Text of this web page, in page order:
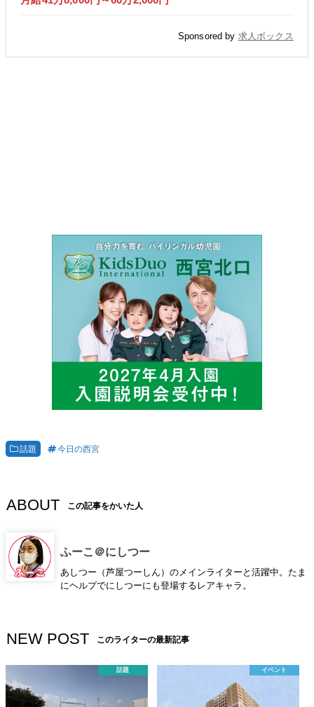
Sponsored by 求人ボックス
話題 今日の西宮
ABOUT この記事をかいた人
ふーこ＠にしつー
あしつー（芦屋つーしん）のメインライターと活躍中。たま
にヘルプでにしつーにも登場するレアキャラ。
NEW POST このライターの最新記事
話題 イベント